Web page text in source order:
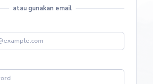
atau gunakan email